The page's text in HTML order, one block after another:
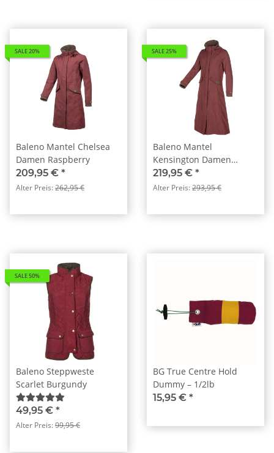
SALE 20%
Baleno Mantel Chelsea
Damen Raspberry
209,95 € *
Alter Preis:262,95 €
SALE 25%
Baleno Mantel
Kensington Damen
Raspberry
219,95 € *
Alter Preis:293,95 €
SALE 50%
Baleno Steppweste
Scarlet Burgundy
49,95 € *
Alter Preis:99,95 €
BG True Centre Hold
Dummy – 1/2lb
15,95 € *